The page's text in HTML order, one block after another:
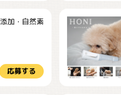
加・自然素
応募する